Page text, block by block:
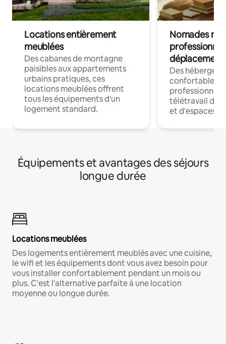
Locations entièrement
meublées
Des cabanes de montagne
paisibles aux appartements
urbains pratiques, ces
locations meublées offrent
tous les équipements d'un
logement standard.
Nomades
déplacement
Des
confortables
professionnels
télétravail
et d'espaces
Équipements et avantages des séjours
longue durée
Locations meublées
Des logements entièrement meublés avec une cuisine,
le wifi et les équipements dont vous avez besoin pour
vous installer confortablement pendant un mois ou
plus. C'est l'alternative parfaite à une location
moyenne ou longue durée.